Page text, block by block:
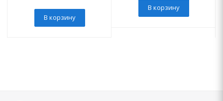
В корзину
В корзину